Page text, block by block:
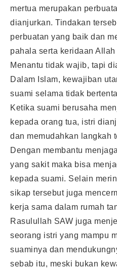
mertua merupakan
dianjurkan. Tindakan
perbuatan yang baik dan
pahala serta keridaan Allah
Menantu tidak wajib, tapi
Dalam Islam, kewajiban
suami selama tidak
Ketika suami berusaha
kepada orang tua, istri
dan memudahkan langkah
Dengan membantu
yang sakit maka bisa
kepada suami. Selain
sikap tersebut juga
kerja sama dalam rumah
Rasulullah SAW juga
seorang istri yang mampu
suaminya dan
sebab itu, meski bukan